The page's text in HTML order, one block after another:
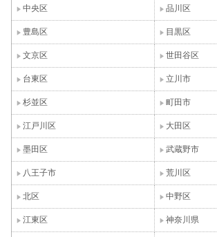
中央区 品川区
豊島区 目黒区
文京区 世田谷区
台東区 立川市
杉並区 町田市
江戸川区 大田区
墨田区 武蔵野市
八王子市 荒川区
北区 中野区
江東区 神奈川県